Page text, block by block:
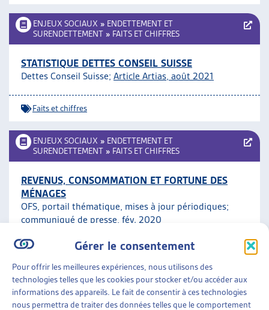
Gérer le consentement
Pour offrir les meilleures expériences, nous utilisons des
technologies telles que les cookies pour stocker et/ou accéder aux
informations des appareils. Le fait de consentir à ces technologies
nous permettra de traiter des données telles que le comportement
ENJEUX SOCIAUX » ENDETTEMENT ET
SURENDETTEMENT » FAITS ET CHIFFRES
STATISTIQUE DETTES CONSEIL SUISSE
Dettes Conseil Suisse; Article Artias, août 2021
Faits et chiffres
ENJEUX SOCIAUX » ENDETTEMENT ET
SURENDETTEMENT » FAITS ET CHIFFRES
REVENUS, CONSOMMATION ET FORTUNE DES
MÉNAGES
OFS, portail thématique, mises à jour périodiques;
communiqué de presse, fév. 2020
Faits et chiffres
ENJEUX SOCIAUX»ENDETTEMENT ET
SURENDETTEMENT» FAITS ET CHIFFRES